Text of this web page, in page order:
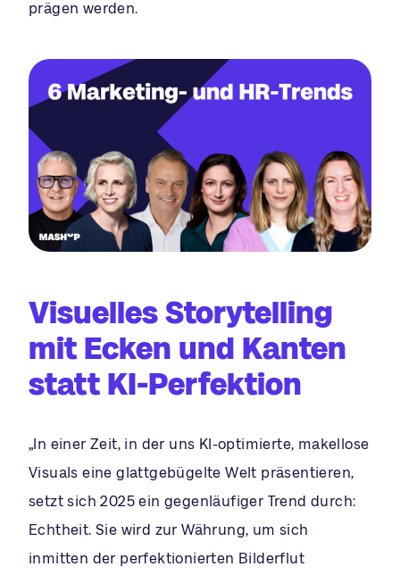
prägen werden.
Visuelles Storytelling
mit Ecken und Kanten
statt KI-Perfektion
„In einer Zeit, in der uns KI-optimierte, makellose
Visuals eine glattgebügelte Welt präsentieren,
setzt sich 2025 ein gegenläufiger Trend durch:
Echtheit. Sie wird zur Währung, um sich
inmitten der perfektionierten Bilderflut